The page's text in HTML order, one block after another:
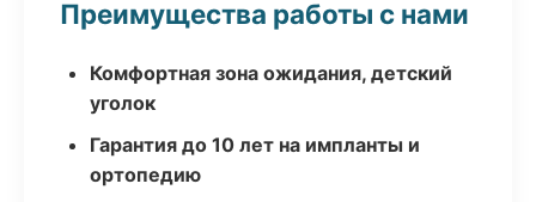
Преимущества работы с нами
Комфортная зона ожидания, детский
уголок
Гарантия до 10 лет на импланты и
ортопедию